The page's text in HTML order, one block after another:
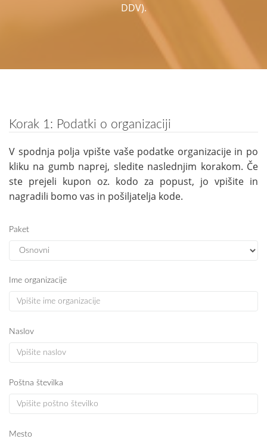
DDV).
Korak 1: Podatki o organizaciji
V spodnja polja vpište vaše podatke organizacije in po
kliku na gumb naprej, sledite naslednjim korakom. Če
ste prejeli kupon oz. kodo za popust, jo vpišite in
nagradili bomo vas in pošiljatelja kode.
Paket
Ime organizacije
Naslov
Poštna številka
Mesto